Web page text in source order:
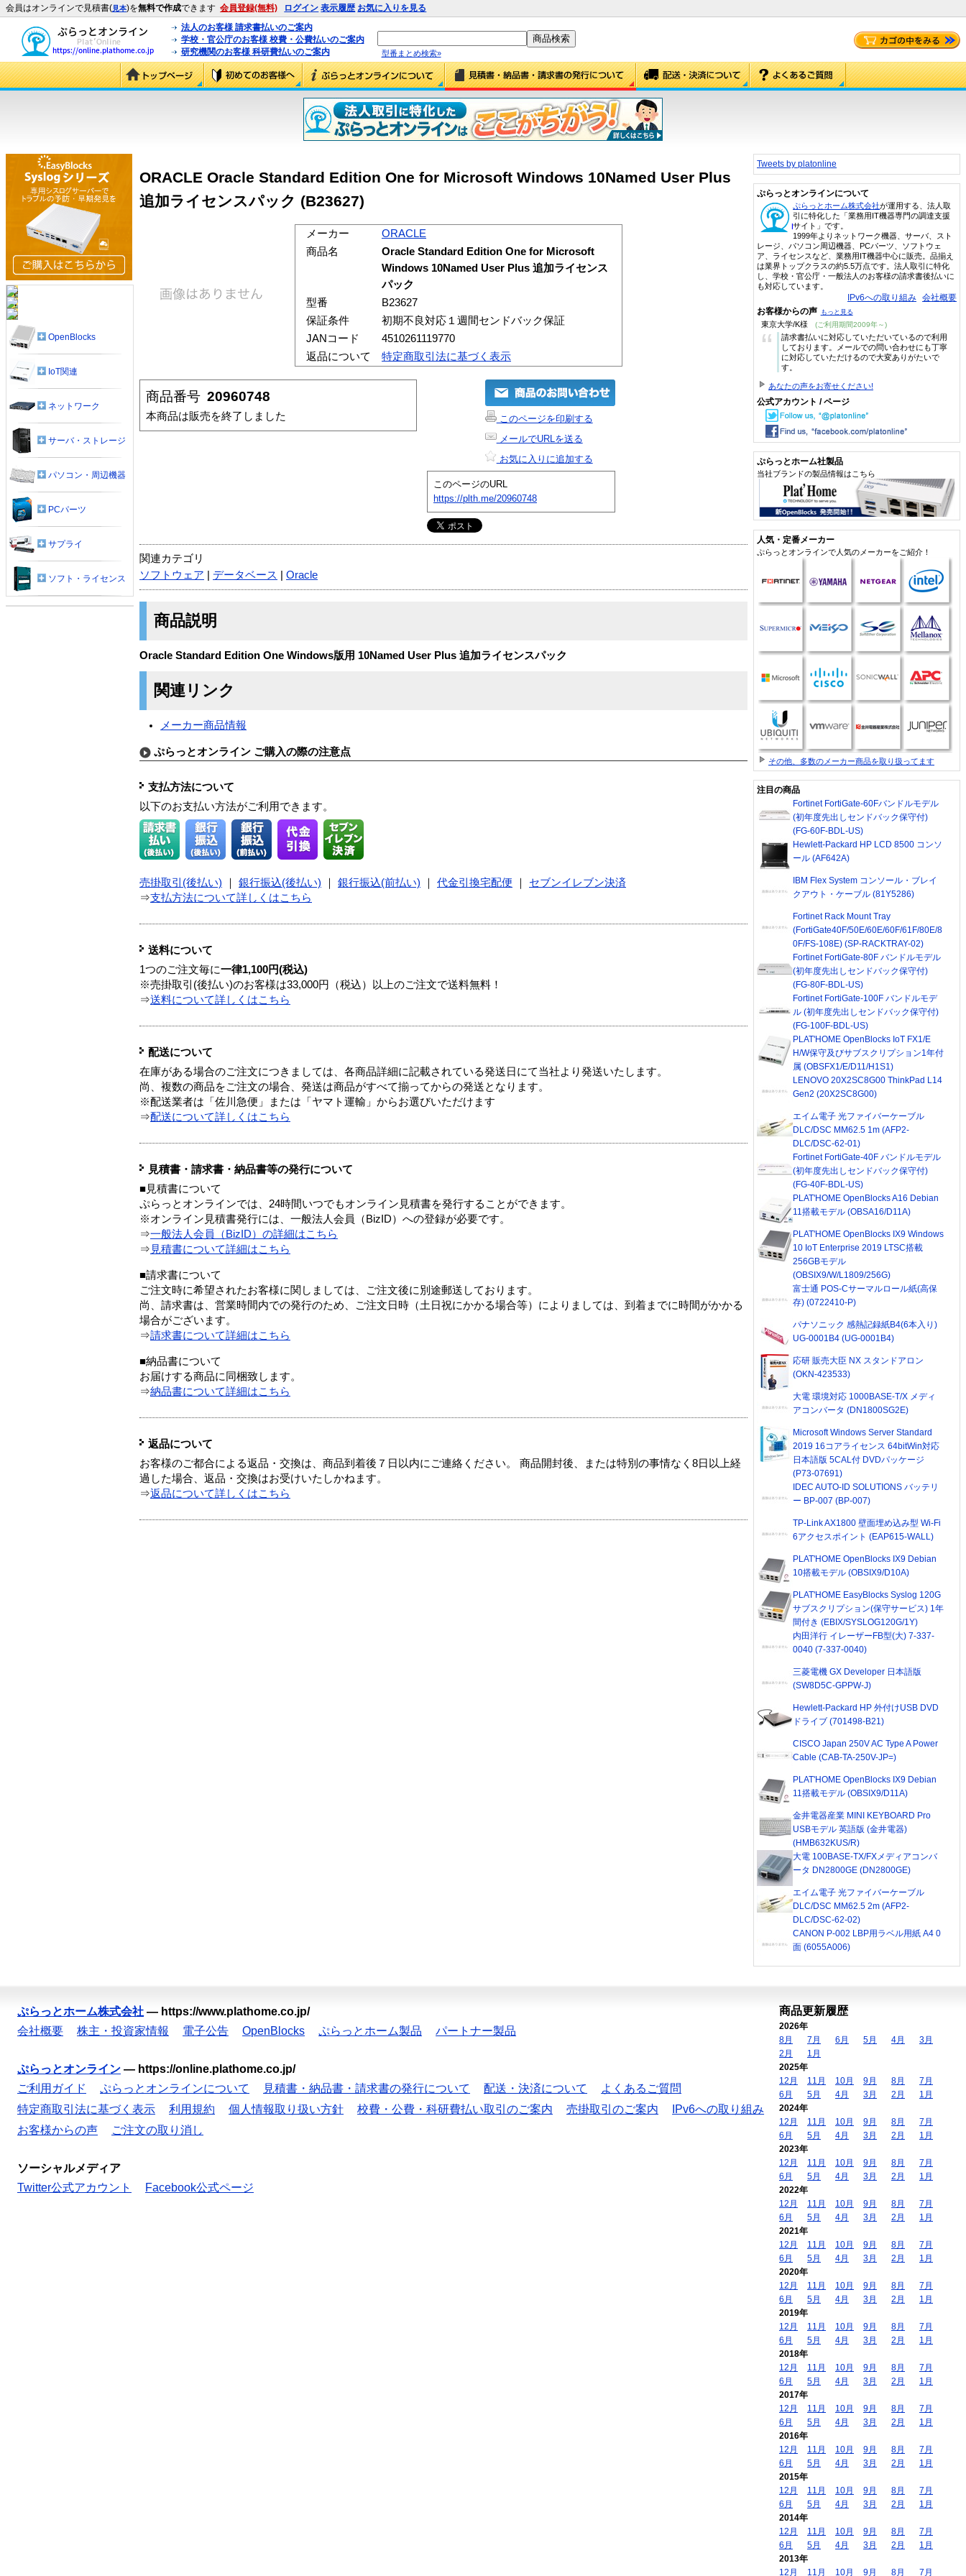
会員はオンラインで見積書(見本)を無料で作成できます 会員登録(無料) ログイン 表示履歴 お気に入りを見る
法人のお客様 請求書払いのご案内
学校・官公庁のお客様 校費・公費払いのご案内
研究機関のお客様 科研費払いのご案内
型番まとめ検索»
ORACLE Oracle Standard Edition One for Microsoft Windows 10Named User Plus
追加ライセンスパック (B23627)
メーカー
ORACLE
商品名
Oracle Standard Edition One for Microsoft
Windows 10Named User Plus 追加ライセンス
パック
型番
B23627
保証条件
初期不良対応１週間センドバック保証
JANコード
4510261119770
返品について
特定商取引法に基づく表示
商品番号 20960748
本商品は販売を終了しました
このページを印刷する
メールでURLを送る
お気に入りに追加する
このページのURL
https://plth.me/20960748
関連カテゴリ
ソフトウェア
データベース Oracle
商品説明
Oracle Standard Edition One Windows版用 10Named User Plus 追加ライセンスパック
関連リンク
メーカー商品情報
ぷらっとオンライン ご購入の際の注意点
支払方法について
以下のお支払い方法がご利用できます。
売掛取引(後払い) 銀行振込(後払い) 銀行振込(前払い) 代金引換宅配便
セブンイレブン決済
⇒支払方法について詳しくはこちら
送料について
1つのご注文毎に一律1,100円(税込)
※売掛取引(後払い)のお客様は33,000円（税込）以上のご注文で送料無料！
⇒送料について詳しくはこちら
配送について
在庫がある場合のご注文につきましては、各商品詳細に記載されている発送日にて当社より発送いたします。
尚、複数の商品をご注文の場合、発送は商品がすべて揃ってからの発送となります。
※配送業者は「佐川急便」または「ヤマト運輸」からお選びいただけます
⇒配送について詳しくはこちら
見積書・請求書・納品書等の発行について
■見積書について
ぷらっとオンラインでは、24時間いつでもオンライン見積書を発行することができます。
※オンライン見積書発行には、一般法人会員（BizID）への登録が必要です。
⇒一般法人会員（BizID）の詳細はこちら
⇒ 見積書について詳細はこちら
■請求書について
ご注文時に希望されたお客様に関しましては、ご注文後に別途郵送しております。
尚、請求書は、営業時間内での発行のため、ご注文日時（土日祝にかかる場合等）によりましては、到着までに時間がかかる
場合がございます。
⇒請求書について詳細はこちら
■納品書について
お届けする商品に同梱致します。
⇒納品書について詳細はこちら
返品について
お客様のご都合による返品・交換は、商品到着後７日以内にご連絡ください。 商品開封後、または特別の事情なく8日以上経
過した場合、返品・交換はお受けいたしかねます。
⇒返品について詳しくはこちら
OpenBlocks
IoT関連
ネットワーク
サーバ・ストレージ
パソコン・周辺機器
PCパーツ
サプライ
ソフト・ライセンス
Tweets by platonline
ぷらっとオンラインについて
ぷらっとホーム株式会社が運用する、法人取
引に特化した「業務用IT機器専門の調達支援
サイト」です。
1999年よりネットワーク機器、サーバ、スト
レージ、パソコン周辺機器、PCパーツ、ソフトウェ
ア、ライセンスなど、業務用IT機器中心に販売。品揃え
は業界トップクラスの約5.5万点です。法人取引に特化
し、学校・官公庁・一般法人のお客様の請求書後払いに
も対応しています。
IPv6への取り組み 会社概要
お客様からの声 もっと見る
東京大学/K様 (ご利用期間2009年～)
“
請求書払いに対応していただいているので利用
しております。メールでの問い合わせにも丁寧
に対応していただけるので大変ありがたいで
す。
あなたの声をお寄せください!
公式アカウント / ページ
ぷらっとホーム社製品
当社ブランドの製品情報はこちら
人気・定番メーカー
ぷらっとオンラインで人気のメーカーをご紹介！
その他、多数のメーカー商品を取り扱ってます
注目の商品
Fortinet FortiGate-60Fバンドルモデル
(初年度先出しセンドバック保守付)
(FG-60F-BDL-US)
Hewlett-Packard HP LCD 8500 コンソ
ール (AF642A)
IBM Flex System コンソール・ブレイ
クアウト・ケーブル (81Y5286)
Fortinet Rack Mount Tray
(FortiGate40F/50E/60E/60F/61F/80E/8
0F/FS-108E) (SP-RACKTRAY-02)
Fortinet FortiGate-80F バンドルモデル
(初年度先出しセンドバック保守付)
(FG-80F-BDL-US)
Fortinet FortiGate-100F バンドルモデ
ル (初年度先出しセンドバック保守付)
(FG-100F-BDL-US)
PLAT'HOME OpenBlocks IoT FX1/E
H/W保守及びサブスクリプション1年付
属 (OBSFX1/E/D11/H1S1)
LENOVO 20X2SC8G00 ThinkPad L14
Gen2 (20X2SC8G00)
エイム電子 光ファイバーケーブル
DLC/DSC MM62.5 1m (AFP2-
DLC/DSC-62-01)
Fortinet FortiGate-40F バンドルモデル
(初年度先出しセンドバック保守付)
(FG-40F-BDL-US)
PLAT'HOME OpenBlocks A16 Debian
11搭載モデル (OBSA16/D11A)
PLAT'HOME OpenBlocks IX9 Windows
10 IoT Enterprise 2019 LTSC搭載
256GBモデル
(OBSIX9/W/L1809/256G)
富士通 POS-Cサーマルロール紙(高保
存) (0722410-P)
パナソニック 感熱記録紙B4(6本入り)
UG-0001B4 (UG-0001B4)
応研 販売大臣 NX スタンドアロン
(OKN-423533)
大電 環境対応 1000BASE-T/X メディ
アコンバータ (DN1800SG2E)
Microsoft Windows Server Standard
2019 16コアライセンス 64bitWin対応
日本語版 5CAL付 DVDパッケージ
(P73-07691)
IDEC AUTO-ID SOLUTIONS バッテリ
ー BP-007 (BP-007)
TP-Link AX1800 壁面埋め込み型 Wi-Fi
6アクセスポイント (EAP615-WALL)
PLAT'HOME OpenBlocks IX9 Debian
10搭載モデル (OBSIX9/D10A)
PLAT'HOME EasyBlocks Syslog 120G
サブスクリプション(保守サービス) 1年
間付き (EBIX/SYSLOG120G/1Y)
内田洋行 イレーザーFB型(大) 7-337-
0040 (7-337-0040)
三菱電機 GX Developer 日本語版
(SW8D5C-GPPW-J)
Hewlett-Packard HP 外付けUSB DVD
ドライブ (701498-B21)
CISCO Japan 250V AC Type A Power
Cable (CAB-TA-250V-JP=)
PLAT'HOME OpenBlocks IX9 Debian
11搭載モデル (OBSIX9/D11A)
金井電器産業 MINI KEYBOARD Pro
USBモデル 英語版 (金井電器)
(HMB632KUS/R)
大電 100BASE-TX/FXメディアコンバ
ータ DN2800GE (DN2800GE)
エイム電子 光ファイバーケーブル
DLC/DSC MM62.5 2m (AFP2-
DLC/DSC-62-02)
CANON P-002 LBP用ラベル用紙 A4 0
面 (6055A006)
ぷらっとホーム株式会社 — https://www.plathome.co.jp/
会社概要
株主・投資家情報 電子公告 OpenBlocks ぷらっとホーム製品 パートナー製品
ぷらっとオンライン — https://online.plathome.co.jp/
ご利用ガイド
ぷらっとオンラインについて 見積書・納品書・請求書の発行について 配送・決済について
よくあるご質問
特定商取引法に基づく表示
利用規約 個人情報取り扱い方針 校費・公費・科研費払い取引のご案内 売掛取引のご案内
IPv6への取り組み
お客様からの声
ご注文の取り消し
ソーシャルメディア
Twitter公式アカウント
Facebook公式ページ
商品更新履歴
2026年
8月
7月 6月 5月 4月
3月
2月
1月
2025年
12月
11月 10月 9月 8月
7月
6月
5月 4月 3月 2月
1月
2024年
12月
11月 10月 9月 8月
7月
6月
5月 4月 3月 2月
1月
2023年
12月
11月 10月 9月 8月
7月
6月
5月 4月 3月 2月
1月
2022年
12月
11月 10月 9月 8月
7月
6月
5月 4月 3月 2月
1月
2021年
12月
11月 10月 9月 8月
7月
6月
5月 4月 3月 2月
1月
2020年
12月
11月 10月 9月 8月
7月
6月
5月 4月 3月 2月
1月
2019年
12月
11月 10月 9月 8月
7月
6月
5月 4月 3月 2月
1月
2018年
12月
11月 10月 9月 8月
7月
6月
5月 4月 3月 2月
1月
2017年
12月
11月 10月 9月 8月
7月
6月
5月 4月 3月 2月
1月
2016年
12月
11月 10月 9月 8月
7月
6月
5月 4月 3月 2月
1月
2015年
12月
11月 10月 9月 8月
7月
6月
5月 4月 3月 2月
1月
2014年
12月
11月 10月 9月 8月
7月
6月
5月 4月 3月 2月
1月
2013年
12月
11月 10月 9月 8月 7月